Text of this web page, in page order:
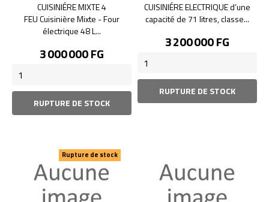
CUISINIÉRE MIXTE 4
FEU Cuisinière Mixte - Four
électrique 48 L...
Prix
3 000 000 FG
RUPTURE DE STOCK
CUISINIÉRE ELECTRIQUE d’une
capacité de 71 litres, classe...
Prix
3 200 000 FG
RUPTURE DE STOCK
Rupture de stock